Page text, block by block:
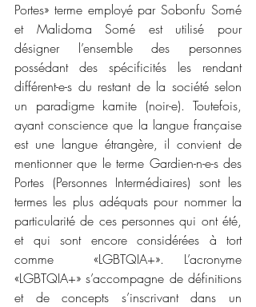
Portes» terme employé par Sobonfu Somé
et Malidoma Somé est utilisé pour
désigner l’ensemble des personnes
possédant des spécificités les rendant
différent-e-s du restant de la société selon
un paradigme kamite (noir-e). Toutefois,
ayant conscience que la langue française
est une langue étrangère, il convient de
mentionner que le terme Gardien-n-e-s des
Portes (Personnes Intermédiaires) sont les
termes les plus adéquats pour nommer la
particularité de ces personnes qui ont été,
et qui sont encore considérées à tort
comme  «LGBTQIA+». L’acronyme
«LGBTQIA+» s’accompagne de définitions
et de concepts s’inscrivant dans un